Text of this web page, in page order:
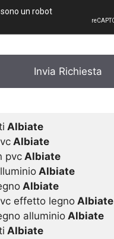
Albiate
Albiate
pvcAlbiate
Albiate
Albiate
effetto legnoAlbiate
alluminioAlbiate
Albiate